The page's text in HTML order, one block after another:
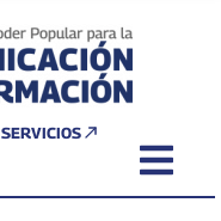
SERVICIOS